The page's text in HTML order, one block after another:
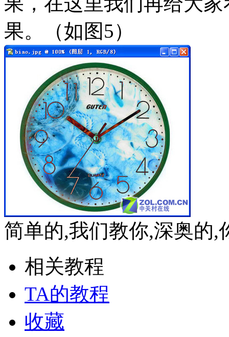
果。（如图5）
简单的,我们教你,深奥的,
相关教程
TA的教程
收藏